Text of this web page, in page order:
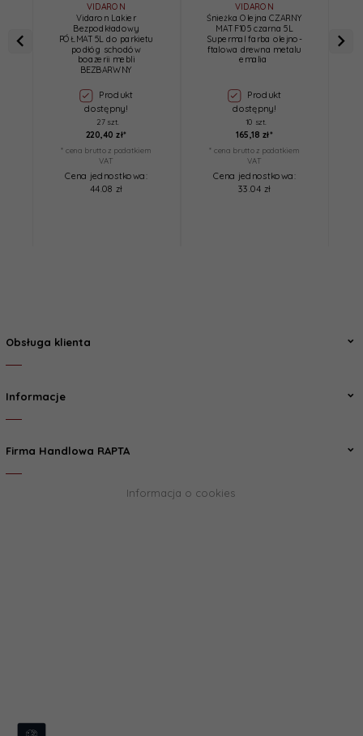
VIDARON
Vidaron Lakier
Bezpodkładowy
PÓŁMAT 5L do parkietu
podłóg schodów
boazerii mebli
BEZBARWNY
Produkt
dostępny!
27 szt.
220,40 zł*
* cena brutto z podatkiem
VAT
Cena jednostkowa:
44.08 zł
VIDARON
Śnieżka Olejna CZARNY
MAT F105 czarna 5L
Supermal farba olejno-
ftalowa drewna metalu
emalia
Produkt
dostępny!
10 szt.
165,18 zł*
* cena brutto z podatkiem
VAT
Cena jednostkowa:
33.04 zł
Obsługa klienta
Informacje
Firma Handlowa RAPTA
Informacja o cookies